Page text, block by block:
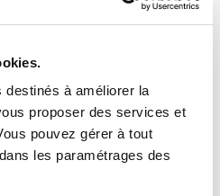
à améliorer la
proposer des services et
pouvez gérer à tout
les paramétrages des
réalisation